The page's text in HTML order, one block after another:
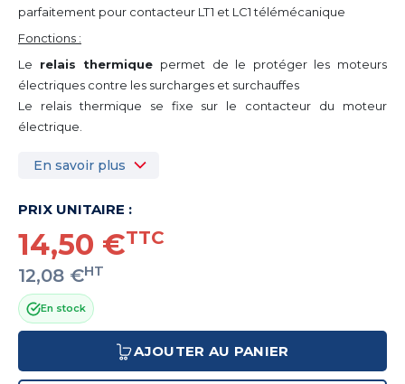
parfaitement pour contacteur LT1 et LC1 télémécanique
Fonctions :
Le relais thermique permet de le protéger les moteurs
électriques contre les surcharges et surchauffes
Le relais thermique se fixe sur le contacteur du moteur
électrique.
En savoir plus
PRIX UNITAIRE :
14,50 €TTC
12,08 €HT
En stock
AJOUTER AU PANIER